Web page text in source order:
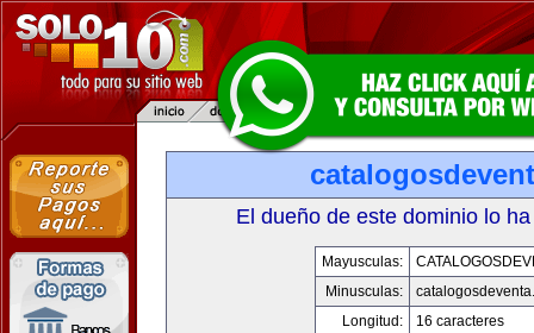
El dueño de este dominio lo
Mayusculas:
Minusculas:
Longitud:
16 caracteres